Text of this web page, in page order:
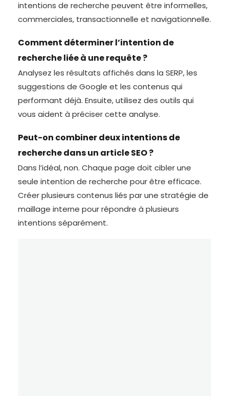
intentions de recherche peuvent être informelles,
commerciales, transactionnelle et navigationnelle.
Comment déterminer l’intention de
recherche liée à une requête ?
Analysez les résultats affichés dans la SERP, les
suggestions de Google et les contenus qui
performant déjà. Ensuite, utilisez des outils qui
vous aident à préciser cette analyse.
Peut-on combiner deux intentions de
recherche dans un article SEO ?
Dans l’idéal, non. Chaque page doit cibler une
seule intention de recherche pour être efficace.
Créer plusieurs contenus liés par une stratégie de
maillage interne pour répondre à plusieurs
intentions séparément.